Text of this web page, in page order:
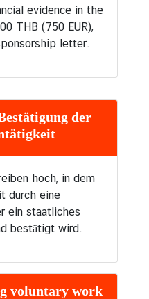
evidence in the
THB (750 EUR),
letter.
der
hoch, in dem
durch eine
ein staatliches
bestätigt wird.
voluntary work